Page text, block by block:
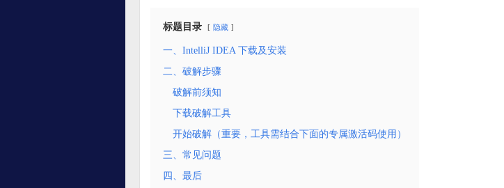
标题目录 隐藏
一、IntelliJ IDEA 下载及安装
二、破解步骤
破解前须知
下载破解工具
开始破解（重要，工具需结合下面的专属激活码使用）
三、常见问题
四、最后